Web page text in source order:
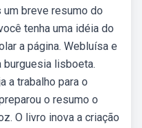
breve resumo do
tenha uma idéia do
a página. Webluísa e
lisboeta.
a trabalho para o
o resumo o
O livro inova a criação